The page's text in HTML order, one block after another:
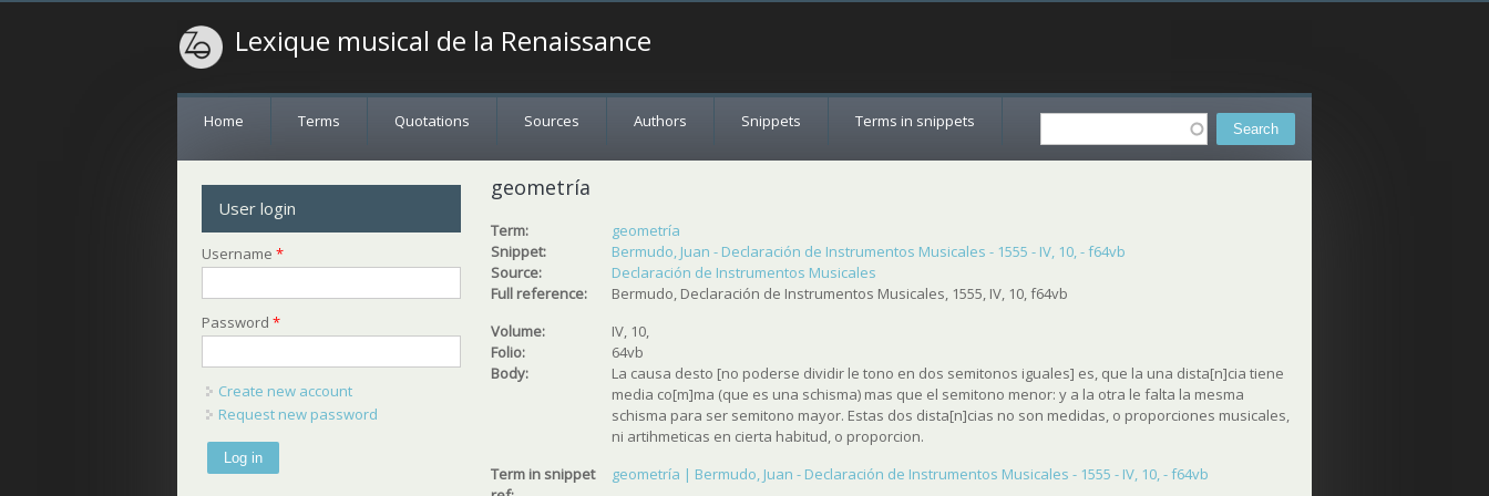
Lexique musical de la Renaissance
Search
Home Terms Quotations Sources Authors Snippets Terms in snippets
geometría
Term:
geometría
Snippet:
Bermudo, Juan - Declaración de Instrumentos Musicales - 1555 - IV, 10, - f64vb
Source:
Declaración de Instrumentos Musicales
Full reference:
Bermudo, Declaración de Instrumentos Musicales, 1555, IV, 10, f64vb
Volume:
IV, 10,
Folio:
64vb
Body:
La causa desto [no poderse dividir le tono en dos semitonos iguales] es, que la una dista[n]cia tiene
media co[m]ma (que es una schisma) mas que el semitono menor: y a la otra le falta la mesma
schisma para ser semitono mayor. Estas dos dista[n]cias no son medidas, o proporciones musicales,
ni artihmeticas en cierta habitud, o proporcion.
Term in snippet
geometría | Bermudo, Juan - Declaración de Instrumentos Musicales - 1555 - IV, 10, - f64vb
User login
Username*
Password*
Create new account
Request new password